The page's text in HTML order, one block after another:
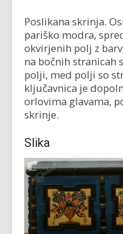
Poslikana skrinja.
pariško modra,
okvirjenih polj z
na bočnih stranicah
polji, med polji so
ključavnica je
orlovima glavama,
skrinje.
Slika